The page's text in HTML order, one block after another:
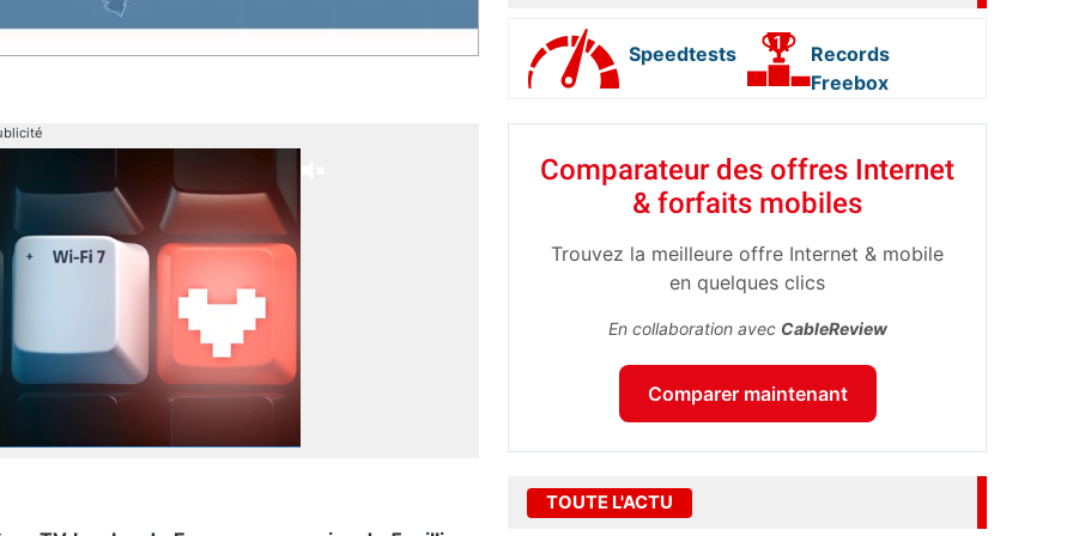
Speedtests
Records
Freebox
Comparateur des offres Internet
& forfaits mobiles
Trouvez la meilleure offre Internet & mobile
en quelques clics
En collaboration avec CableReview
Comparer maintenant
TOUTE L'ACTU